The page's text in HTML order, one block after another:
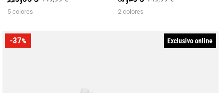
5 colores 2 colores
-37% Exclusivo online